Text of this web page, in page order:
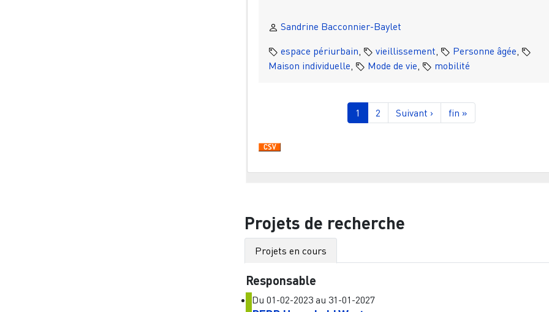
Sandrine Bacconnier-Baylet
espace périurbain
vieillissement Personne âgée
Maison individuelle
Mode de vie mobilité
Page courante
1 Page
2 Page suivante
Suivant › Dernière page
fin »
Projets de recherche
Projets en cours
Responsable
Du 01-02-2023au 31-01-2027